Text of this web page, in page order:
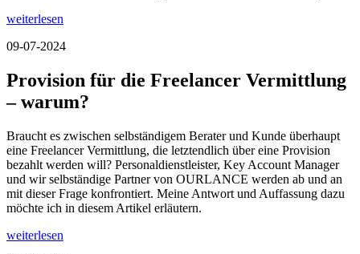
weiterlesen
09-07-2024
Provision für die Freelancer Vermittlung
– warum?
Braucht es zwischen selbständigem Berater und Kunde überhaupt
eine Freelancer Vermittlung, die letztendlich über eine Provision
bezahlt werden will? Personaldienstleister, Key Account Manager
und wir selbständige Partner von OURLANCE werden ab und an
mit dieser Frage konfrontiert. Meine Antwort und Auffassung dazu
möchte ich in diesem Artikel erläutern.
weiterlesen